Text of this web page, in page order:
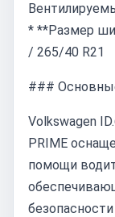
* **Размер
/ 265/40 R21
###
Volkswagen
PRIME
помощи